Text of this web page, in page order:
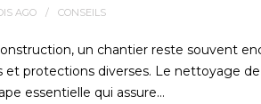
AGO CONSEILS
un chantier reste souvent
et protections diverses. Le nettoyage
essentielle qui assure…